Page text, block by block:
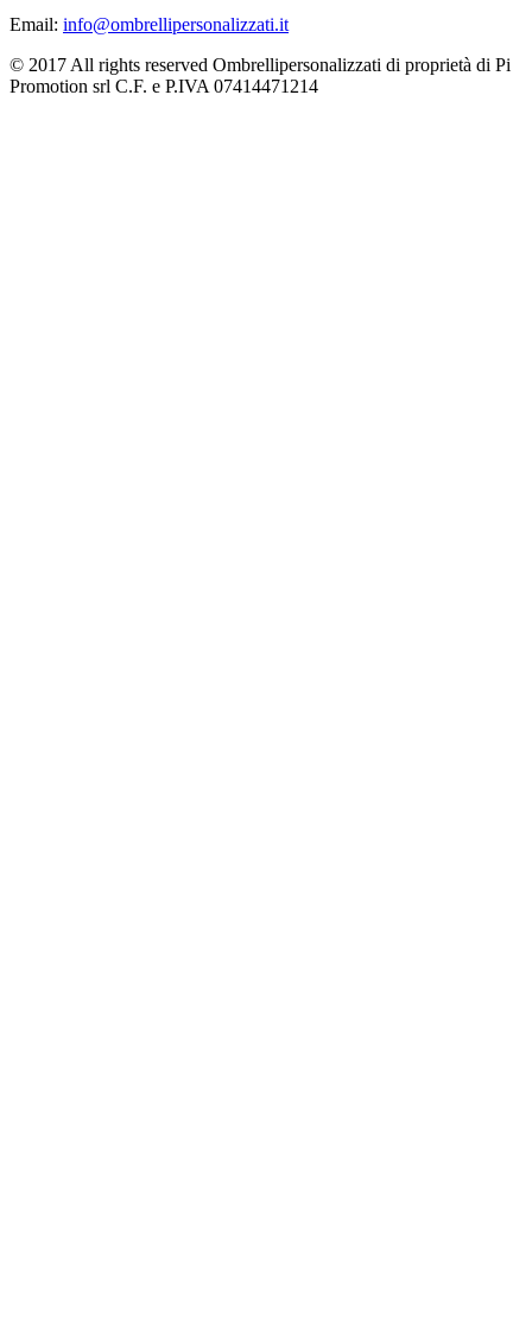
Email: info@ombrellipersonalizzati.it
© 2017 All rights reserved Ombrellipersonalizzati di proprietà di Pi
Promotion srl C.F. e P.IVA 07414471214